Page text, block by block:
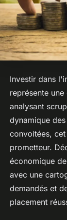
Investir dans
représente
analysant
dynamique
convoitées,
prometteur.
économique
avec une
demandés et
placement